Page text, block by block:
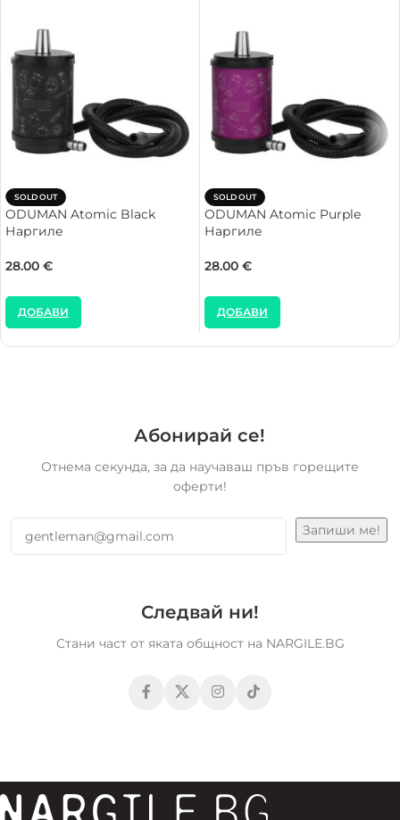
SOLD OUT
ODUMAN Atomic Black
Наргиле
28.00 €
ДОБАВИ
SOLD OUT
ODUMAN Atomic Purple
Наргиле
28.00 €
ДОБАВИ
Абонирай се!
Отнема секунда, за да научаваш пръв горещите
оферти!
Следвай ни!
Стани част от яката общност на NARGILE.BG